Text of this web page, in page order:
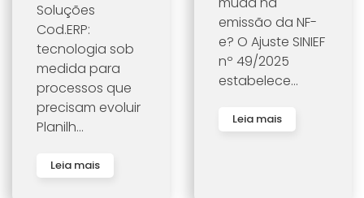
Soluções
Cod.ERP:
tecnologia sob
medida para
processos que
precisam evoluir
Planilh...
Leia mais
emissão da NF-
e? O Ajuste SINIEF
nº 49/2025
estabelece...
Leia mais